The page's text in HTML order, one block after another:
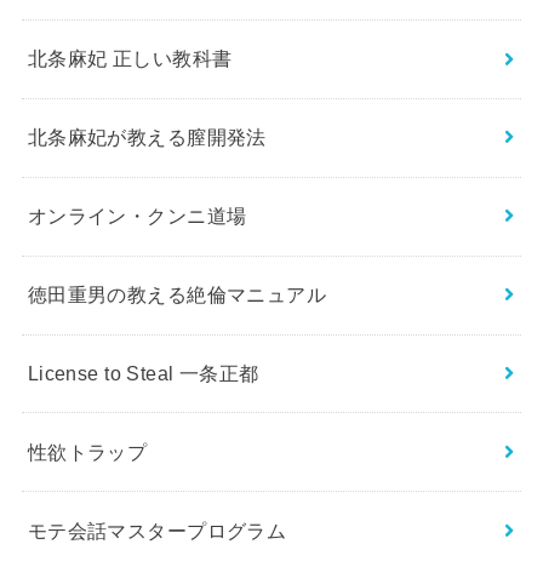
北条麻妃 正しい教科書
北条麻妃が教える膣開発法
オンライン・クンニ道場
徳田重男の教える絶倫マニュアル
License to Steal 一条正都
性欲トラップ
モテ会話マスタープログラム